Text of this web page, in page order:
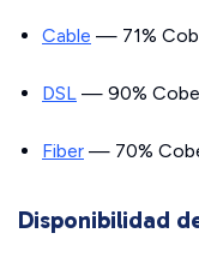
Cable — 71%
DSL — 90%
Fiber — 70%
Disponibilidad